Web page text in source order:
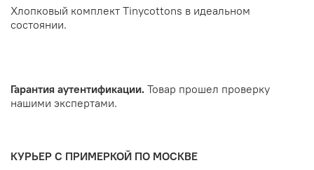
Хлопковый комплект Tinycottons в идеальном
состоянии.
Гарантия аутентификации. Товар прошел проверку
нашими экспертами.
КУРЬЕР С ПРИМЕРКОЙ ПО МОСКВЕ